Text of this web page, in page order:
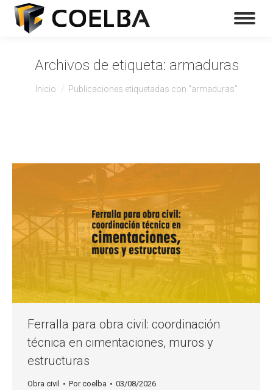
Archivos de etiqueta: armaduras
Estás aquí:
Inicio Publicaciones etiquetadas con "armaduras"
Ferralla para obra civil: coordinación
técnica en cimentaciones, muros y
estructuras
Obra civil Porcoelba 03/08/2026